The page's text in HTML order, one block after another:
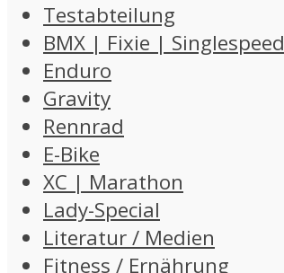
Testabteilung
BMX | Fixie | Singlespeed
Enduro
Gravity
Rennrad
E-Bike
XC | Marathon
Lady-Special
Literatur / Medien
Fitness / Ernährung